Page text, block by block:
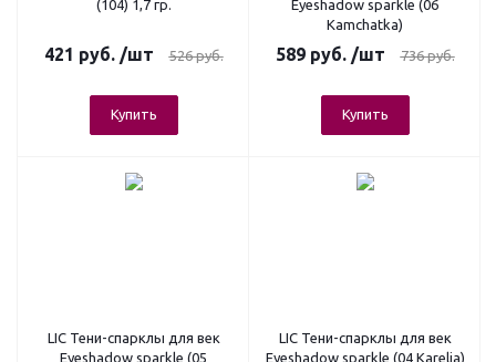
(104) 1,7 гр.
421 руб. /шт 526руб.
Купить
Eyeshadow sparkle (06
Kamchatka)
589руб. /шт 736руб.
Купить
LIC Тени-спарклы для век
Eyeshadow sparkle (05
LIC Тени-спарклы для век
Eyeshadow sparkle (04 Karelia)